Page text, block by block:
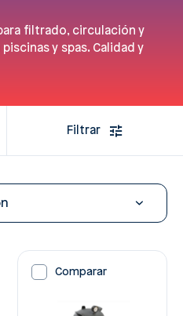
filtrado, circulación y
y spas. Calidad y
Filtrar
Comparar